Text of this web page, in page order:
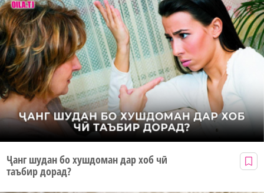
Ҷанг шудан бо хушдоман дар хоб чӣ
таъбир дорад?